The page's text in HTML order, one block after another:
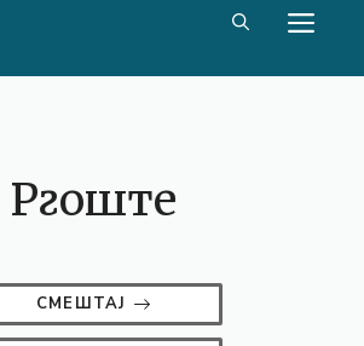
Ргоште
СМЕШТАЈ